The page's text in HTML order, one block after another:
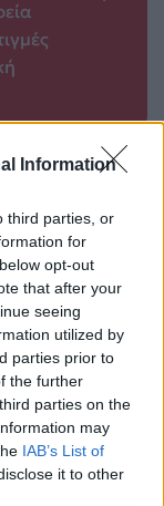
Information
third parties, or
for
opt-out
that after your
seeing
utilized by
parties prior to
the further
parties on the
may
IAB’s List of
it to other
marry me?»
δει ποτέ –
που